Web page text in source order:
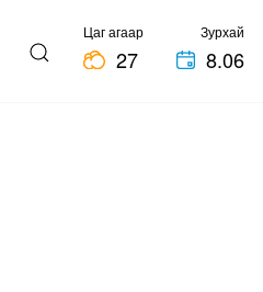
Цаг агаар
27
Зурхай
8.06